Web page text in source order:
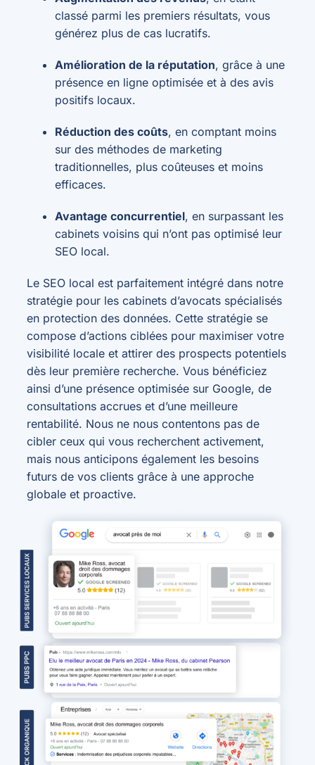
classé parmi les premiers résultats, vous
générez plus de cas lucratifs.
Amélioration de la réputation, grâce à une
présence en ligne optimisée et à des avis
positifs locaux.
Réduction des coûts, en comptant moins
sur des méthodes de marketing
traditionnelles, plus coûteuses et moins
efficaces.
Avantage concurrentiel, en surpassant les
cabinets voisins qui n’ont pas optimisé leur
SEO local.
Le SEO local est parfaitement intégré dans notre
stratégie pour les cabinets d’avocats spécialisés
en protection des données. Cette stratégie se
compose d’actions ciblées pour maximiser votre
visibilité locale et attirer des prospects potentiels
dès leur première recherche. Vous bénéficiez
ainsi d’une présence optimisée sur Google, de
consultations accrues et d’une meilleure
rentabilité. Nous ne nous contentons pas de
cibler ceux qui vous recherchent activement,
mais nous anticipons également les besoins
futurs de vos clients grâce à une approche
globale et proactive.